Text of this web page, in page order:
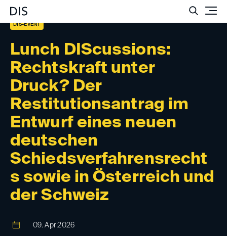
Lunch DIScussions:
Rechtskraft unter
Druck? Der
Restitutionsantrag im
Entwurf eines neuen
deutschen
Schiedsverfahrensrecht
s sowie in Österreich und
der Schweiz
DIS-EVENT
09. Apr 2026